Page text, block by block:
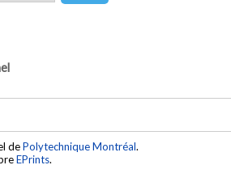
dePolytechnique Montréal.
EPrints.